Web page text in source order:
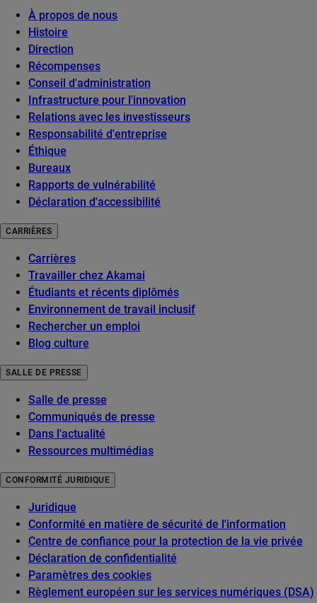
À propos de nous
Histoire
Direction
Récompenses
Conseil d'administration
Infrastructure pour l'innovation
Relations avec les investisseurs
Responsabilité d'entreprise
Éthique
Bureaux
Rapports de vulnérabilité
Déclaration d'accessibilité
CARRIÈRES
Carrières
Travailler chez Akamai
Étudiants et récents diplômés
Environnement de travail inclusif
Rechercher un emploi
Blog culture
SALLE DE PRESSE
Salle de presse
Communiqués de presse
Dans l'actualité
Ressources multimédias
CONFORMITÉ JURIDIQUE
Juridique
Conformité en matière de sécurité de l'information
Centre de confiance pour la protection de la vie privée
Déclaration de confidentialité
Paramètres des cookies
Règlement européen sur les services numériques (DSA)